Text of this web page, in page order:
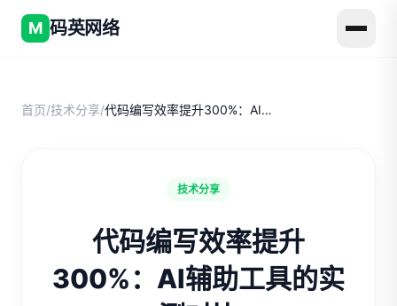
M 码英网络
首页/技术分享/ 代码编写效率提升300%：AI辅助工具的实测对比
技术分享
代码编写效率提升
300%：AI辅助工具的实